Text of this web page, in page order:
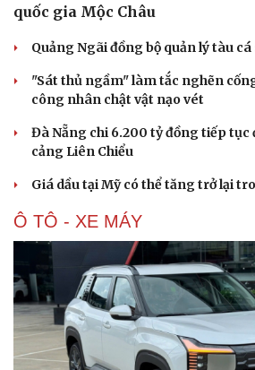
Văn hóa
Văn học
Âm nhạc
Giải trí
Thời
quốc gia Mộc Châu
Quảng Ngãi đồng bộ quản lý tàu
"Sát thủ ngầm" làm tắc nghẽn
công nhân chật vật nạo vét
Đà Nẵng chi 6.200 tỷ đồng tiếp tục
cảng Liên Chiểu
Giá dầu tại Mỹ có thể tăng trở lại
Ô TÔ - XE MÁY